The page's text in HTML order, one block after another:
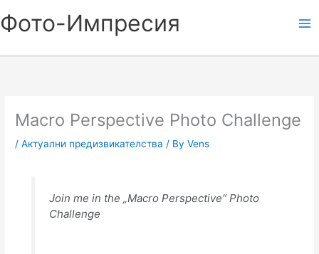
to
Фото-Импресия
Macro Perspective Photo Challenge
/Актуални предизвикателства / ByVens
Join me in the „Macro Perspective“ Photo
Challenge